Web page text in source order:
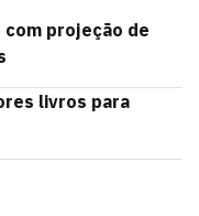
com projeção de
livros para